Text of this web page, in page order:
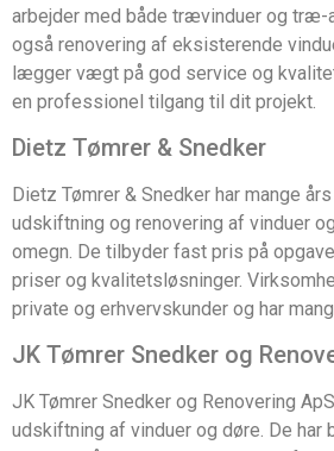
arbejder med både trævinduer og træ-
også renovering af eksisterende
lægger vægt på god service og
en professionel tilgang til dit projekt.
Dietz Tømrer & Snedker
Dietz Tømrer & Snedker har mange
udskiftning og renovering af vinduer
omegn. De tilbyder fast pris på
priser og kvalitetsløsninger.
private og erhvervskunder og har
JK Tømrer Snedker og
JK Tømrer Snedker og Renovering
udskiftning af vinduer og døre. De har